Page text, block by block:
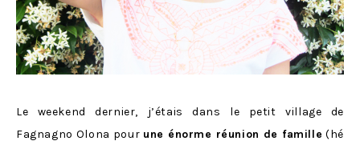
Le weekend dernier, j’étais dans le petit village de
Fagnagno Olona pour une énorme réunion de famille (hé